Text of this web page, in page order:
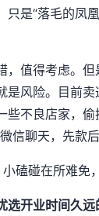
是“落毛的凤
值得考虑。
风险。目前
不良店家，
信聊天，先款后
磕碰在所难免
选开业时间久